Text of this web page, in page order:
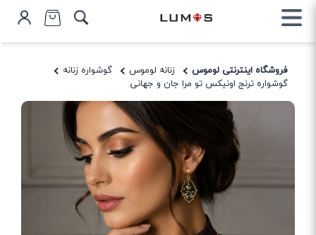
فروشگاه اینترنتی لوموس زنانه لوموس
گوشواره زنانه
گوشواره ترنج اونیکس تو مرا جان و جهانی